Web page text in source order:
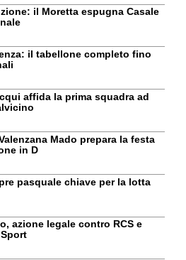
il Moretta espugna Casale
il tabellone completo fino
affida la prima squadra ad
Mado prepara la festa
in D
pasquale chiave per la lotta
azione legale contro RCS e